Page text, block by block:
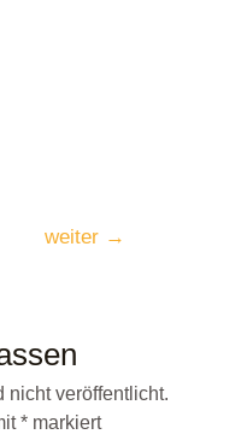
weiter →
nicht veröffentlicht.
*markiert